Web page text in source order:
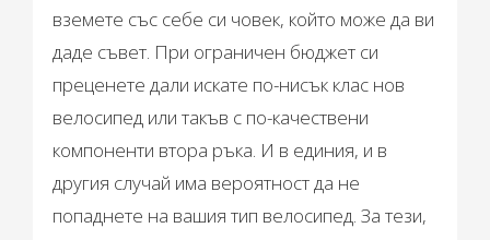
вземете със себе си човек, който може да ви
даде съвет. При ограничен бюджет си
преценете дали искате по-нисък клас нов
велосипед или такъв с по-качествени
компоненти втора ръка. И в единия, и в
другия случай има вероятност да не
попаднете на вашия тип велосипед. За тези,